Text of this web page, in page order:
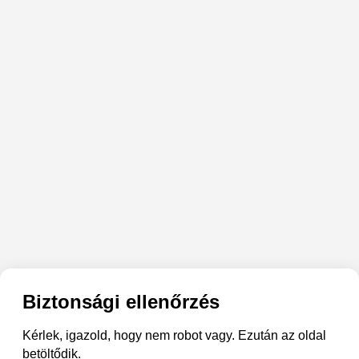
Biztonsági ellenőrzés
Kérlek, igazold, hogy nem robot vagy. Ezután az oldal
betöltődik.